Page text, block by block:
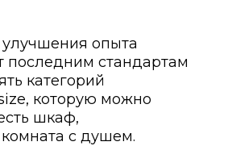
опыта
последним стандартам
категорий
которую можно
шкаф,
с душем.